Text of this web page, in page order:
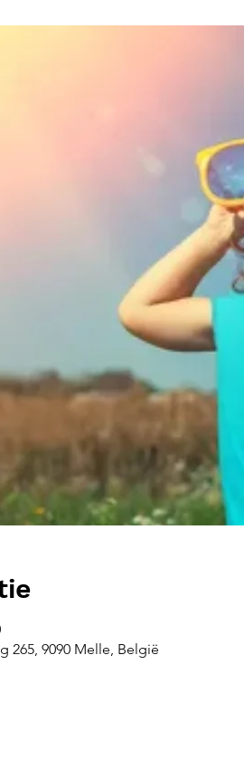
265, 9090 Melle, België